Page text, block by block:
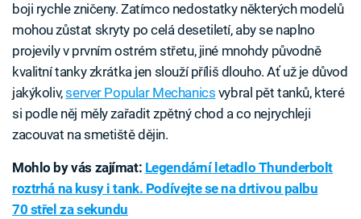
boji rychle zničeny. Zatímco nedostatky některých modelů
mohou zůstat skryty po celá desetiletí, aby se naplno
projevily v prvním ostrém střetu, jiné mnohdy původně
kvalitní tanky zkrátka jen slouží příliš dlouho. Ať už je důvod
jakýkoliv,server Popular Mechanics vybral pět tanků, které
si podle něj měly zařadit zpětný chod a co nejrychleji
zacouvat na smetiště dějin.
Mohlo by vás zajímat: Legendární letadlo Thunderbolt
roztrhá na kusy i tank. Podívejte se na drtivou palbu
70 střel za sekundu